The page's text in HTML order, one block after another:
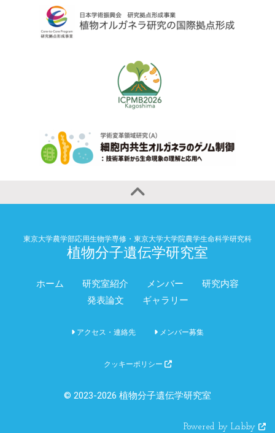
東京大学農学部応用生物学専修・東京大学大学院農学生命科学研究科
植物分子遺伝学研究室
ホーム 研究室紹介 メンバー
研究内容
発表論文
ギャラリー
アクセス・連絡先 メンバー募集
クッキーポリシー
© 2023-2026 植物分子遺伝学研究室
Powered by Labby